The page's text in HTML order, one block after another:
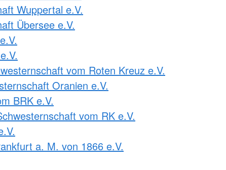
Wuppertal e.V.
Übersee e.V.
vom Roten Kreuz e.V.
Oranien e.V.
BRK e.V.
vom RK e.V.
a. M. von 1866 e.V.